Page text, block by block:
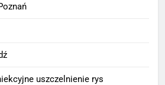
uszczelnienie rys